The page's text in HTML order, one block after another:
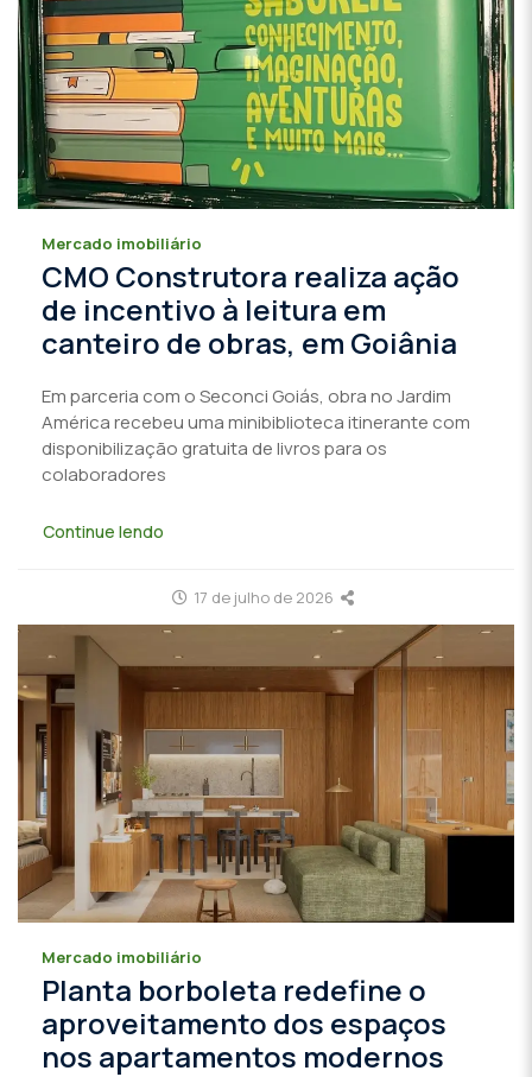
Mercado imobiliário
CMO Construtora realiza ação
de incentivo à leitura em
canteiro de obras, em Goiânia
Em parceria com o Seconci Goiás, obra no Jardim
América recebeu uma minibiblioteca itinerante com
disponibilização gratuita de livros para os
colaboradores
Continue lendo
17 de julho de 2026
Mercado imobiliário
Planta borboleta redefine o
aproveitamento dos espaços
nos apartamentos modernos